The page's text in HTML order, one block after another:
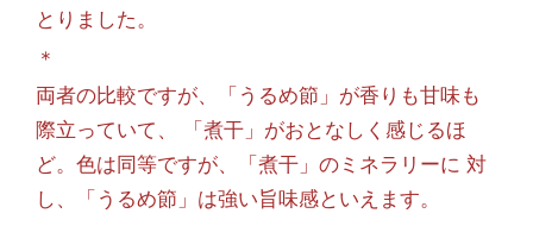
とりました。
＊
両者の比較ですが、「うるめ節」が香りも甘味も
際立っていて、 「煮干」がおとなしく感じるほ
ど。色は同等ですが、「煮干」のミネラリーに 対
し、「うるめ節」は強い旨味感といえます。